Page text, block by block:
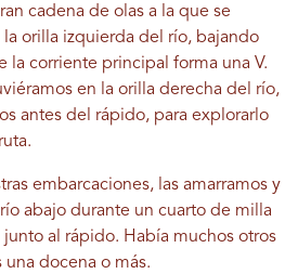
cadena de olas a la que se
orilla izquierda del río, bajando
corriente principal forma una V.
en la orilla derecha del río,
antes del rápido, para explorarlo
embarcaciones, las amarramos y
abajo durante un cuarto de milla
junto al rápido. Había muchos otros
una docena o más.